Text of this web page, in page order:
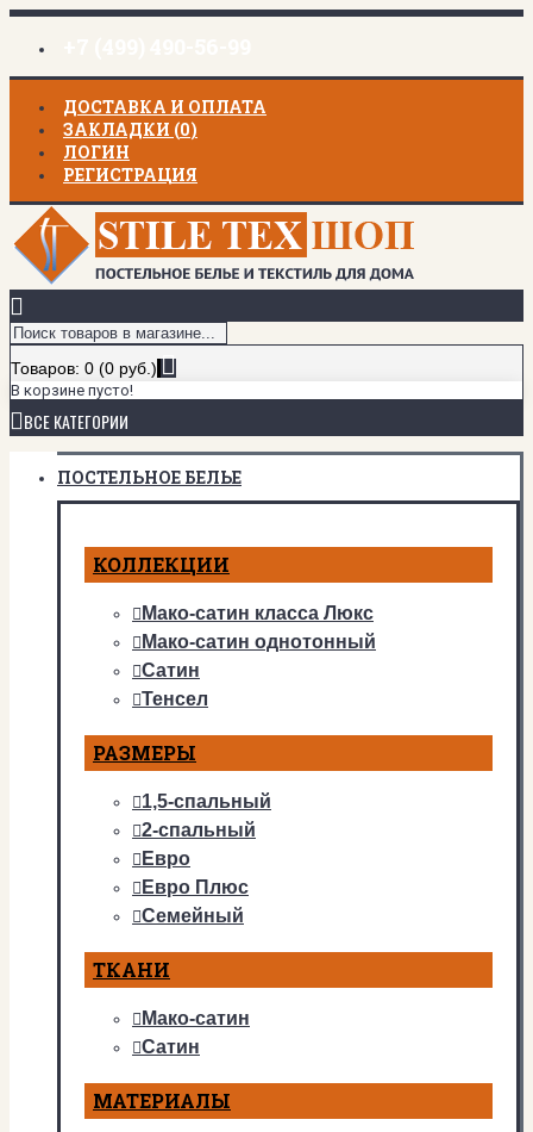
ДОСТАВКА И ОПЛАТА
ЗАКЛАДКИ (0)
ЛОГИН
РЕГИСТРАЦИЯ
Товаров: 0 (0 руб.)
В корзине пусто!
ВСЕ КАТЕГОРИИ
ПОСТЕЛЬНОЕ БЕЛЬЕ
КОЛЛЕКЦИИ
Мако-сатин класса Люкс
Мако-сатин однотонный
Сатин
Тенсел
РАЗМЕРЫ
1,5-спальный
2-спальный
Евро
Евро Плюс
Семейный
ТКАНИ
Мако-сатин
Сатин
МАТЕРИАЛЫ